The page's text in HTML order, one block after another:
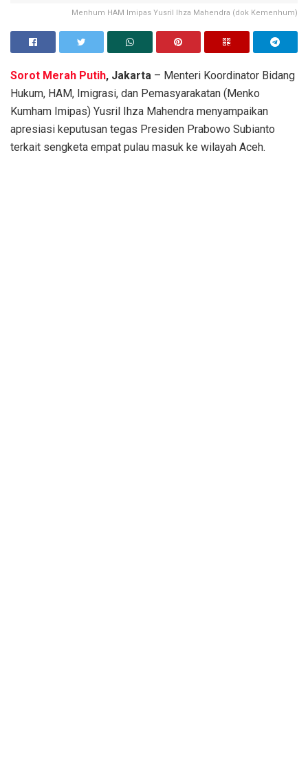
Menhum HAM Imipas Yusril Ihza Mahendra (dok Kemenhum)
Sorot Merah Putih, Jakarta – Menteri Koordinator Bidang
Hukum, HAM, Imigrasi, dan Pemasyarakatan (Menko
Kumham Imipas) Yusril Ihza Mahendra menyampaikan
apresiasi keputusan tegas Presiden Prabowo Subianto
terkait sengketa empat pulau masuk ke wilayah Aceh.